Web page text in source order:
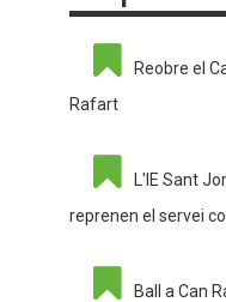
Reobre el
Rafart
L'IE Sant
reprenen el servei
Ball a Can